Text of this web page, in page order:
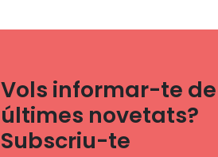
Vols informar-te
últimes novetats?
Subscriu-te